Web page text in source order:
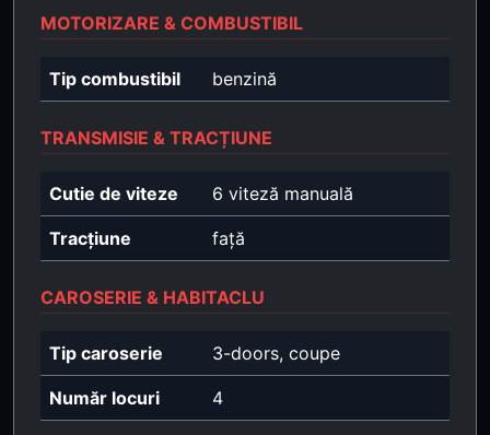
MOTORIZARE & COMBUSTIBIL
Tip combustibil benzină
TRANSMISIE & TRACȚIUNE
Cutie de viteze 6 viteză manuală
Tracțiune față
CAROSERIE & HABITACLU
Tip caroserie 3-doors, coupe
Număr locuri 4